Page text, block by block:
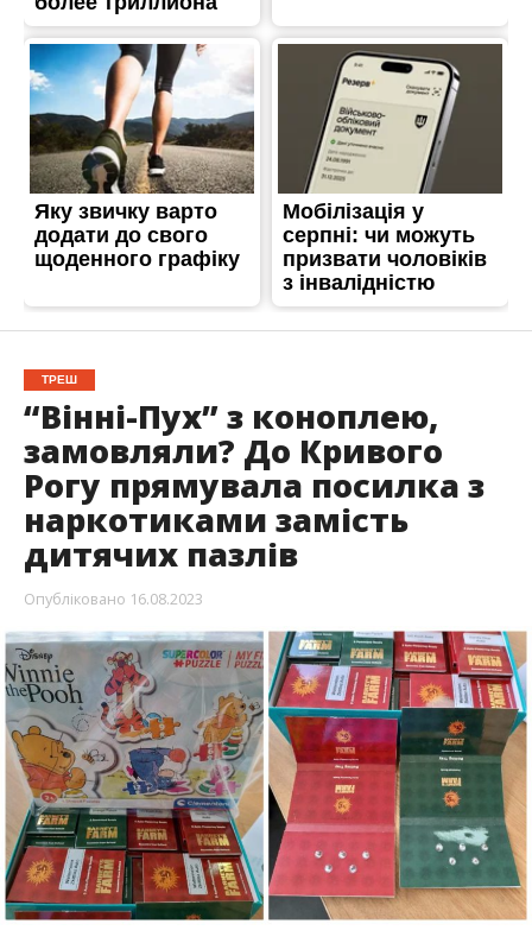
ТРЕШ
“Вінні-Пух” з коноплею,
замовляли? До Кривого
Рогу прямувала посилка з
наркотиками замість
дитячих пазлів
Опубліковано 16.08.2023